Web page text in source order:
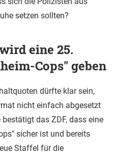
setzen sollten?
eine 25.
Cops" geben
dürfte klar sein,
nicht einfach abgesetzt
das ZDF, dass eine
sicher ist und bereits
Staffel für die